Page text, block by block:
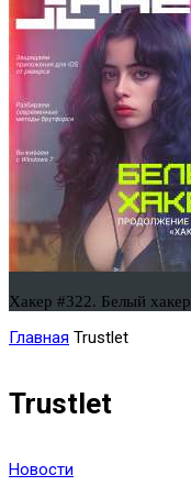
Хакер #322. Белый хакер
Главная Trustlet
Trustlet
Новости